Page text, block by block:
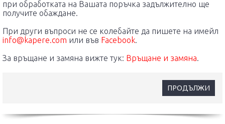
при обработката на Вашата поръчка задължително ще
получите обаждане.
При други въпроси не се колебайте да пишете на имейл
info@kapere.com или във Facebook.
За връщане и замяна вижте тук: Връщане и замяна.
ПРОДЪЛЖИ